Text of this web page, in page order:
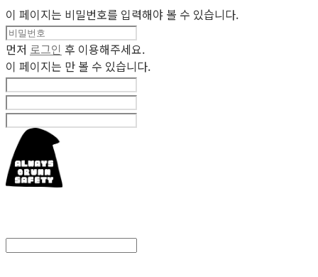
이 페이지는 비밀번호를 입력해야 볼 수 있습니다.
먼저 로그인 후 이용해주세요.
이 페이지는 만 볼 수 있습니다.